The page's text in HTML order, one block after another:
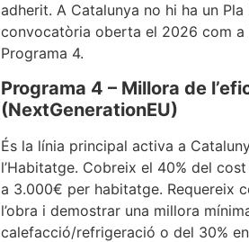
adherit. A Catalunya no hi ha un
convocatòria oberta el 2026 com
Programa 4.
Programa 4 – Millora de
(NextGenerationEU)
És la línia principal activa a
l’Habitatge. Cobreix el 40% del
a 3.000€ per habitatge. Requereix
l’obra i demostrar una millora
calefacció/refrigeració o del 30%